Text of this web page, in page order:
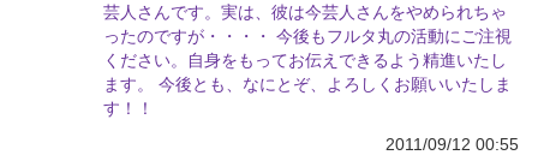
芸人さんです。実は、彼は今芸人さんをやめられちゃ
ったのですが・・・・ 今後もフルタ丸の活動にご注視
ください。自身をもってお伝えできるよう精進いたし
ます。 今後とも、なにとぞ、よろしくお願いいたしま
す！！
2011/09/12 00:55